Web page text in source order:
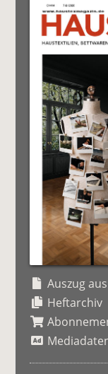
Auszug
Heftarchiv